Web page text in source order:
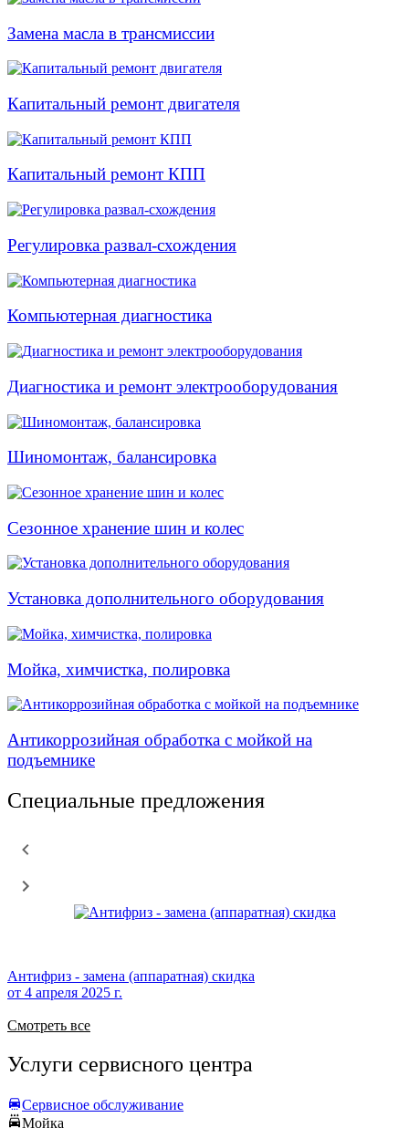
Замена масла в трансмиссии
Капитальный ремонт двигателя
Капитальный ремонт КПП
Регулировка развал-схождения
Компьютерная диагностика
Диагностика и ремонт электрооборудования
Шиномонтаж, балансировка
Сезонное хранение шин и колес
Установка дополнительного оборудования
Мойка, химчистка, полировка
Антикоррозийная обработка с мойкой на
подъемнике
Специальные предложения
Антифриз - замена (аппаратная) скидка
от 4 апреля 2025 г.
Смотреть все
Услуги сервисного центра
Сервисное обслуживание
Мойка